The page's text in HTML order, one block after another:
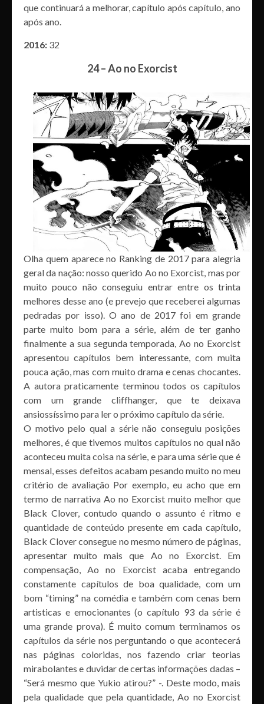
que continuará a melhorar, capítulo após capítulo, ano
após ano.
2016: 32
24 – Ao no Exorcist
Olha quem aparece no Ranking de 2017 para alegria
geral da nação: nosso querido Ao no Exorcist, mas por
muito pouco não conseguiu entrar entre os trinta
melhores desse ano (e prevejo que receberei algumas
pedradas por isso). O ano de 2017 foi em grande
parte muito bom para a série, além de ter ganho
finalmente a sua segunda temporada, Ao no Exorcist
apresentou capítulos bem interessante, com muita
pouca ação, mas com muito drama e cenas chocantes.
A autora praticamente terminou todos os capítulos
com um grande cliffhanger, que te deixava
ansiossíssimo para ler o próximo capítulo da série.
O motivo pelo qual a série não conseguiu posições
melhores, é que tivemos muitos capítulos no qual não
aconteceu muita coisa na série, e para uma série que é
mensal, esses defeitos acabam pesando muito no meu
critério de avaliação Por exemplo, eu acho que em
termo de narrativa Ao no Exorcist muito melhor que
Black Clover, contudo quando o assunto é ritmo e
quantidade de conteúdo presente em cada capítulo,
Black Clover consegue no mesmo número de páginas,
apresentar muito mais que Ao no Exorcist. Em
compensação, Ao no Exorcist acaba entregando
constamente capítulos de boa qualidade, com um
bom “timing” na comédia e também com cenas bem
artisticas e emocionantes (o capítulo 93 da série é
uma grande prova). É muito comum terminamos os
capítulos da série nos perguntando o que acontecerá
nas páginas coloridas, nos fazendo criar teorias
mirabolantes e duvidar de certas informações dadas –
“Será mesmo que Yukio atirou?” -. Deste modo, mais
pela qualidade que pela quantidade, Ao no Exorcist